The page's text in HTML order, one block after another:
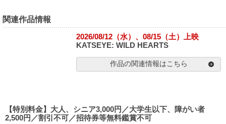
関連作品情報
2026/08/12（水）、08/15（土）上映
KATSEYE: WILD HEARTS
作品の関連情報はこちら
【特別料金】大人、シニア3,000円／大学生以下、障がい者
2,500円／割引不可／招待券等無料鑑賞不可